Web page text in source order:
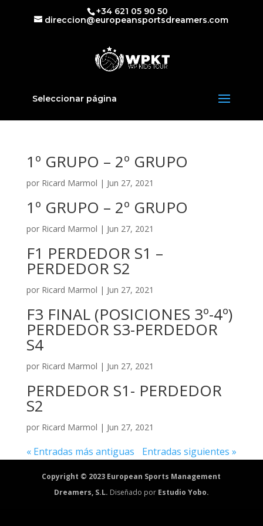
+34 621 05 90 50
direccion@europeansportsdreamers.com
Seleccionar página
1º GRUPO – 2º GRUPO
por Ricard Marmol | Jun 27, 2021
1º GRUPO – 2º GRUPO
por Ricard Marmol | Jun 27, 2021
F1 PERDEDOR S1 –
PERDEDOR S2
por Ricard Marmol | Jun 27, 2021
F3 FINAL (POSICIONES 3º-4º)
PERDEDOR S3-PERDEDOR
S4
por Ricard Marmol | Jun 27, 2021
PERDEDOR S1- PERDEDOR
S2
por Ricard Marmol | Jun 27, 2021
« Entradas más antiguas Entradas siguientes »
Copyright © 2023 European Sports Management
Dreamers, S.L. Diseñado por Estudio Yobo.